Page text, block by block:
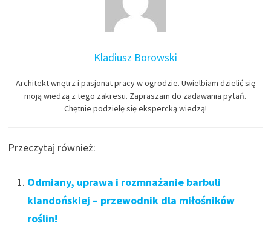
Kladiusz Borowski
Architekt wnętrz i pasjonat pracy w ogrodzie. Uwielbiam dzielić się
moją wiedzą z tego zakresu. Zapraszam do zadawania pytań.
Chętnie podzielę się ekspercką wiedzą!
Przeczytaj również:
Odmiany, uprawa i rozmnażanie barbuli
klandońskiej – przewodnik dla miłośników
roślin!